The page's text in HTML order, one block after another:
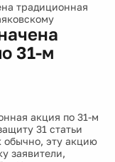
традиционная
31-м
акция по 31-м
31 статьи
обычно, эту акцию
заявители,